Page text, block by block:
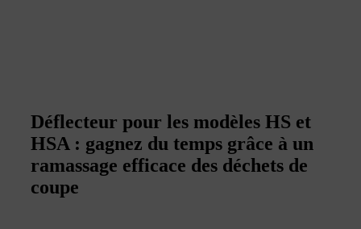
Déflecteur pour les modèles HS et
HSA : gagnez du temps grâce à un
ramassage efficace des déchets de
coupe